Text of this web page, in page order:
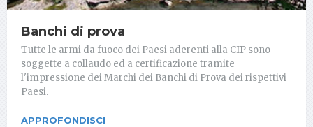
Banchi di prova
Tutte le armi da fuoco dei Paesi aderenti alla CIP sono
soggette a collaudo ed a certificazione tramite
l'impressione dei Marchi dei Banchi di Prova dei rispettivi
Paesi.
APPROFONDISCI